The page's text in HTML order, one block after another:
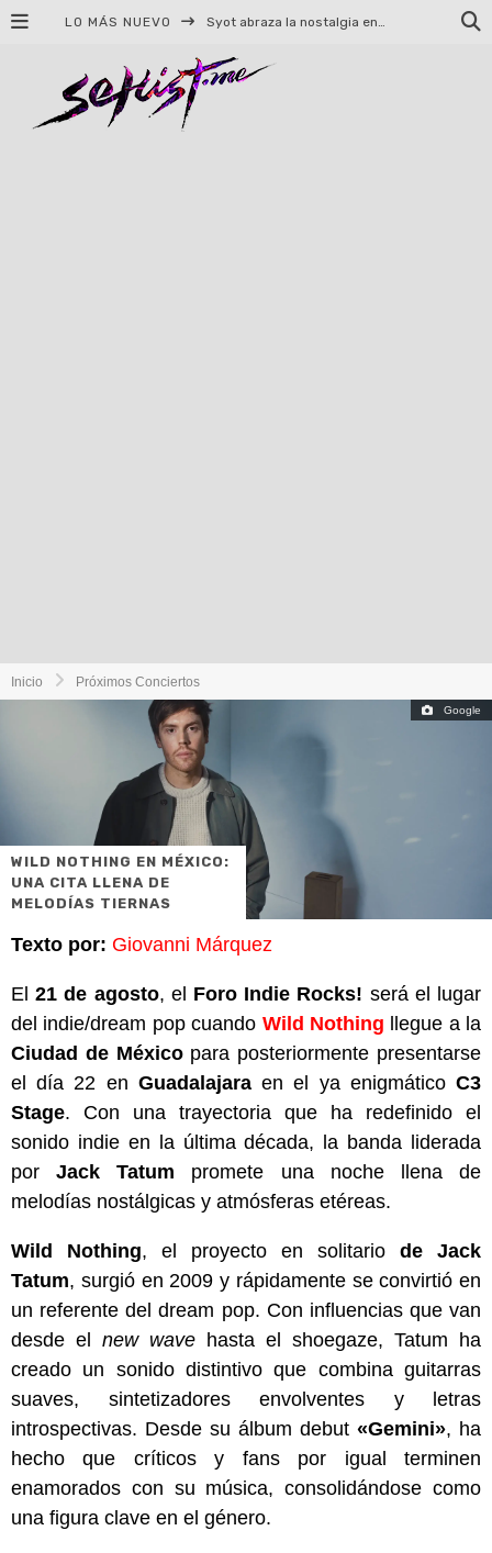
LO MÁS NUEVO Helloween celebrará 40 años de historia con conciertos en Ciudad de México y Guadalajara
Inicio Próximos Conciertos
Google
WILD NOTHING EN MÉXICO:
UNA CITA LLENA DE
MELODÍAS TIERNAS
Texto por: Giovanni Márquez
El21 de agosto, el Foro Indie Rocks! será el lugar
del indie/dream pop cuando Wild Nothing llegue a la
Ciudad de Méxicopara posteriormente presentarse
el día 22 en Guadalajaraen el ya enigmáticoC3
Stage. Con una trayectoria que ha redefinido el
sonido indie en la última década, la banda liderada
porJack Tatum promete una noche llena de
melodías nostálgicas y atmósferas etéreas.
Wild Nothing, el proyecto en solitario de Jack
Tatum, surgió en 2009 y rápidamente se convirtió en
un referente del dream pop. Con influencias que van
desde el new wave hasta el shoegaze, Tatum ha
creado un sonido distintivo que combina guitarras
suaves, sintetizadores envolventes y letras
introspectivas. Desde su álbum debut «Gemini», ha
hecho que críticos y fans por igual terminen
enamorados con su música, consolidándose como
una figura clave en el género.